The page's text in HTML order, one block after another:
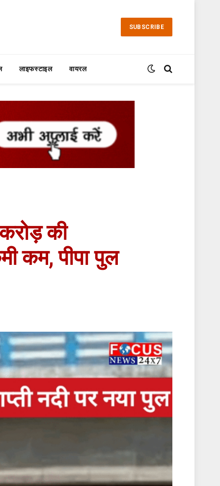
SUBSCRIBE
लाइफस्टाइल वायरल
की
कम, पीपा पुल